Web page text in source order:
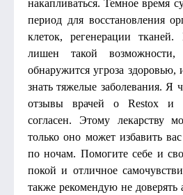
накапливаться. Темное время
период для восстановления
клеток, регенерации тканей.
лишен такой
обнаружится угроза здоровью,
знать тяжелые заболевания. Я
отзывы врачей о Restox и
согласен. Этому лекарству
только оно может избавить
по ночам. Помогите себе и
покой и отличное
также рекомендую не доверять